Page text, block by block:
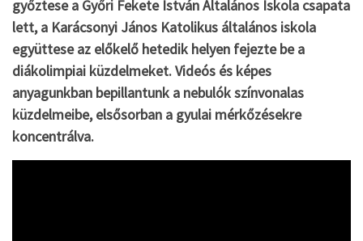
győztese a Győri Fekete István Általános Iskola csapata
lett, a Karácsonyi János Katolikus általános iskola
együttese az előkelő hetedik helyen fejezte be a
diákolimpiai küzdelmeket. Videós és képes
anyagunkban bepillantunk a nebulók színvonalas
küzdelmeibe, elsősorban a gyulai mérkőzésekre
koncentrálva.